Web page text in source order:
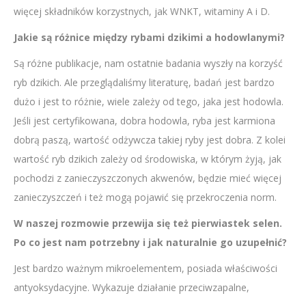
więcej składników korzystnych, jak WNKT, witaminy A i D.
Jakie są różnice między rybami dzikimi a hodowlanymi?
Są różne publikacje, nam ostatnie badania wyszły na korzyść
ryb dzikich. Ale przeglądaliśmy literaturę, badań jest bardzo
dużo i jest to różnie, wiele zależy od tego, jaka jest hodowla.
Jeśli jest certyfikowana, dobra hodowla, ryba jest karmiona
dobrą paszą, wartość odżywcza takiej ryby jest dobra. Z kolei
wartość ryb dzikich zależy od środowiska, w którym żyją, jak
pochodzi z zanieczyszczonych akwenów, będzie mieć więcej
zanieczyszczeń i też mogą pojawić się przekroczenia norm.
W naszej rozmowie przewija się też pierwiastek selen.
Po co jest nam potrzebny i jak naturalnie go uzupełnić?
Jest bardzo ważnym mikroelementem, posiada właściwości
antyoksydacyjne. Wykazuje działanie przeciwzapalne,